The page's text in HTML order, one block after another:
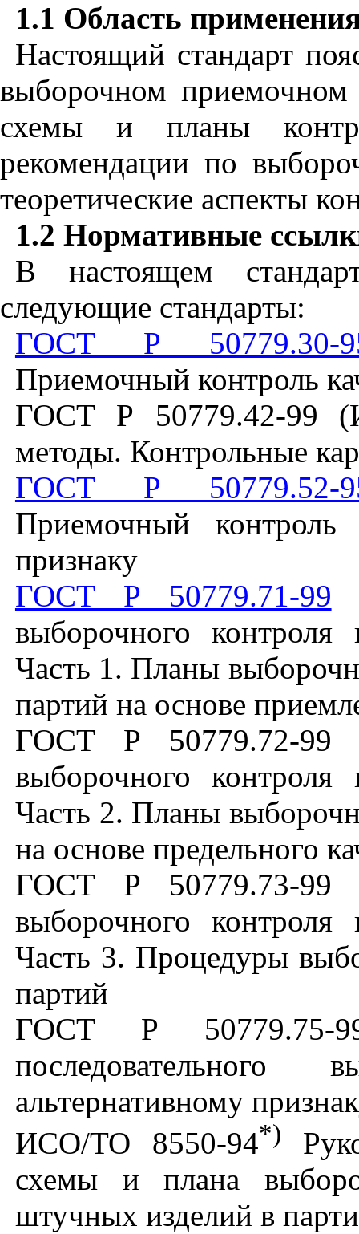
1.1 Область
Настоящий стандарт
выборочном приемочном
схемы и планы
рекомендации по
теоретические аспекты
1.2 Нормативные
В настоящем
следующие стандарты:
ГОСТ Р 50779.30-
Приемочный контроль
ГОСТ Р 50779.42-99
методы. Контрольные
ГОСТ Р 50779.52-
Приемочный контроль
признаку
ГОСТ Р 50779.71-99
выборочного контроля
Часть 1. Планы
партий на основе
ГОСТ Р 50779.72-99
выборочного контроля
Часть 2. Планы
на основе предельного
ГОСТ Р 50779.73-99
выборочного контроля
Часть 3. Процедуры
партий
ГОСТ Р 50779.75-
альтернативному
ИСО/ТО 8550-94*)
схемы и плана
штучных изделий в